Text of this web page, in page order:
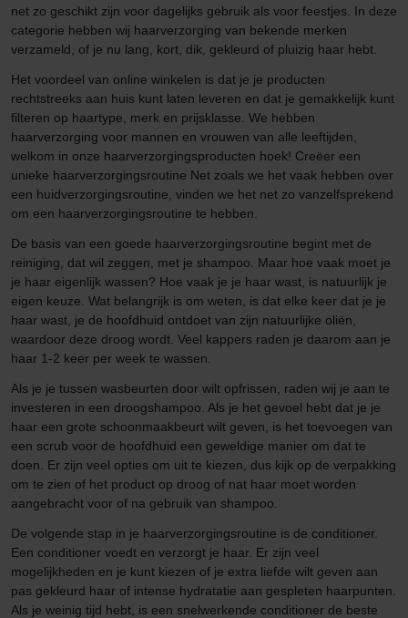
net zo geschikt zijn voor dagelijks gebruik als voor feestjes. In deze
categorie hebben wij haarverzorging van bekende merken
verzameld, of je nu lang, kort, dik, gekleurd of pluizig haar hebt.
Het voordeel van online winkelen is dat je je producten
rechtstreeks aan huis kunt laten leveren en dat je gemakkelijk kunt
filteren op haartype, merk en prijsklasse. We hebben
haarverzorging voor mannen en vrouwen van alle leeftijden,
welkom in onze haarverzorgingsproducten hoek! Creëer een
unieke haarverzorgingsroutine Net zoals we het vaak hebben over
een huidverzorgingsroutine, vinden we het net zo vanzelfsprekend
om een haarverzorgingsroutine te hebben.
De basis van een goede haarverzorgingsroutine begint met de
reiniging, dat wil zeggen, met je shampoo. Maar hoe vaak moet je
je haar eigenlijk wassen? Hoe vaak je je haar wast, is natuurlijk je
eigen keuze. Wat belangrijk is om weten, is dat elke keer dat je je
haar wast, je de hoofdhuid ontdoet van zijn natuurlijke oliën,
waardoor deze droog wordt. Veel kappers raden je daarom aan je
haar 1-2 keer per week te wassen.
Als je je tussen wasbeurten door wilt opfrissen, raden wij je aan te
investeren in een droogshampoo. Als je het gevoel hebt dat je je
haar een grote schoonmaakbeurt wilt geven, is het toevoegen van
een scrub voor de hoofdhuid een geweldige manier om dat te
doen. Er zijn veel opties om uit te kiezen, dus kijk op de verpakking
om te zien of het product op droog of nat haar moet worden
aangebracht voor of na gebruik van shampoo.
De volgende stap in je haarverzorgingsroutine is de conditioner.
Een conditioner voedt en verzorgt je haar. Er zijn veel
mogelijkheden en je kunt kiezen of je extra liefde wilt geven aan
pas gekleurd haar of intense hydratatie aan gespleten haarpunten.
Als je weinig tijd hebt, is een snelwerkende conditioner de beste